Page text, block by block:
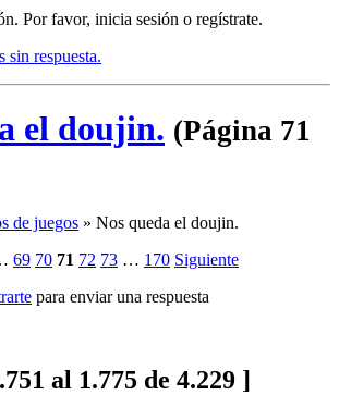
Por favor, inicia sesión o regístrate.
sin respuesta.
el doujin. (Página 71
de juegos » Nos queda el doujin.
69 70 71 72 73 … 170 Siguiente
para enviar una respuesta
al 1.775 de 4.229 ]